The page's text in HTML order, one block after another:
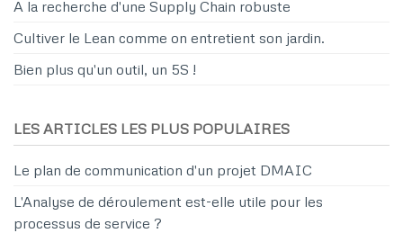
A la recherche d'une Supply Chain robuste
Cultiver le Lean comme on entretient son jardin.
Bien plus qu'un outil, un 5S !
LES ARTICLES LES PLUS POPULAIRES
Le plan de communication d'un projet DMAIC
L'Analyse de déroulement est-elle utile pour les
processus de service ?